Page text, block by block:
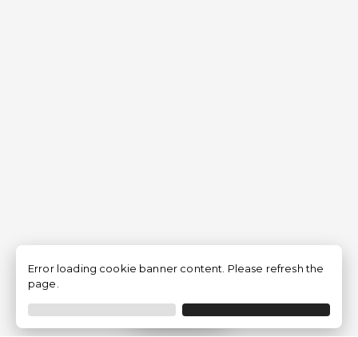
Filtrer
Error loading cookie banner content. Please refresh the
page.